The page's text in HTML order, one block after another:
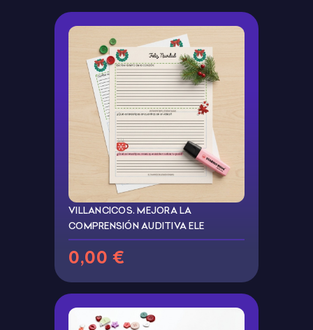
VILLANCICOS. MEJORA LA
COMPRENSIÓN AUDITIVA ELE
0,00 €